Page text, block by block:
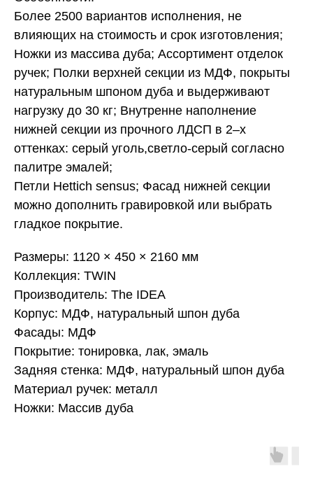
Более 2500 вариантов исполнения, не
влияющих на стоимость и срок изготовления;
Ножки из массива дуба; Ассортимент отделок
ручек; Полки верхней секции из МДФ, покрыты
натуральным шпоном дуба и выдерживают
нагрузку до 30 кг; Внутренне наполнение
нижней секции из прочного ЛДСП в 2–х
оттенках: серый уголь,светло-серый согласно
палитре эмалей;
Петли Hettich sensus; Фасад нижней секции
можно дополнить гравировкой или выбрать
гладкое покрытие.
Размеры: 1120 × 450 × 2160 мм
Коллекция: TWIN
Производитель: The IDEA
Корпус: МДФ, натуральный шпон дуба
Фасады: МДФ
Покрытие: тонировка, лак, эмаль
Задняя стенка: МДФ, натуральный шпон дуба
Материал ручек: металл
Ножки: Массив дуба